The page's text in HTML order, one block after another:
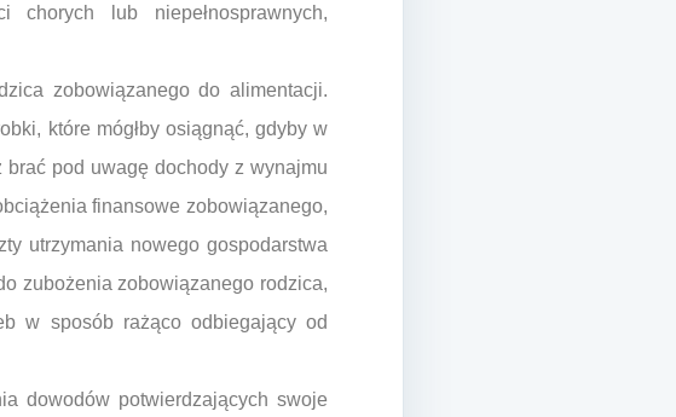
lub niepełnosprawnych,
zobowiązanego do alimentacji.
które mógłby osiągnąć, gdyby w
brać pod uwagę dochody z wynajmu
finansowe zobowiązanego,
utrzymania nowego gospodarstwa
zubożenia zobowiązanego rodzica,
w sposób rażąco odbiegający od
dowodów potwierdzających swoje